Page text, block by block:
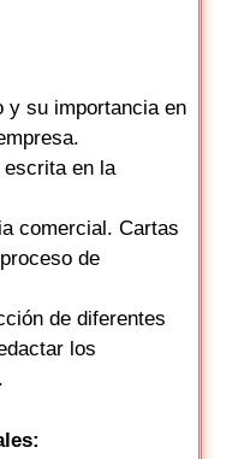
y su importancia en
en la
comercial. Cartas
de
de diferentes
los